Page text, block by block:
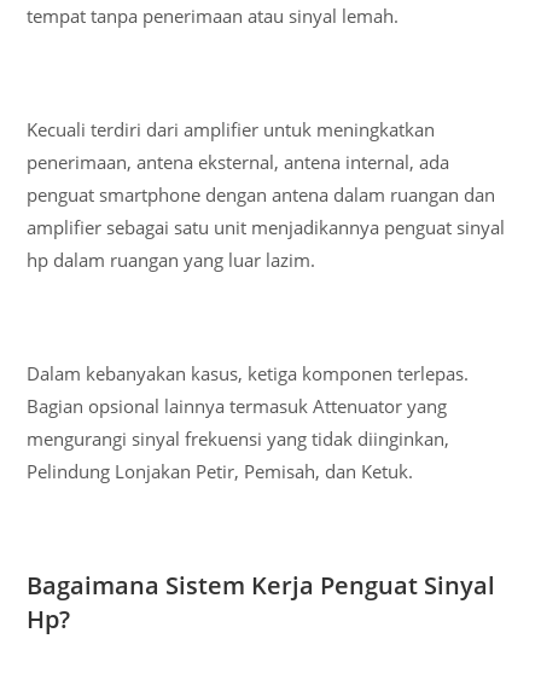
tempat tanpa penerimaan atau sinyal lemah.
Kecuali terdiri dari amplifier untuk meningkatkan
penerimaan, antena eksternal, antena internal, ada
penguat smartphone dengan antena dalam ruangan dan
amplifier sebagai satu unit menjadikannya penguat sinyal
hp dalam ruangan yang luar lazim.
Dalam kebanyakan kasus, ketiga komponen terlepas.
Bagian opsional lainnya termasuk Attenuator yang
mengurangi sinyal frekuensi yang tidak diinginkan,
Pelindung Lonjakan Petir, Pemisah, dan Ketuk.
Bagaimana Sistem Kerja Penguat Sinyal
Hp?